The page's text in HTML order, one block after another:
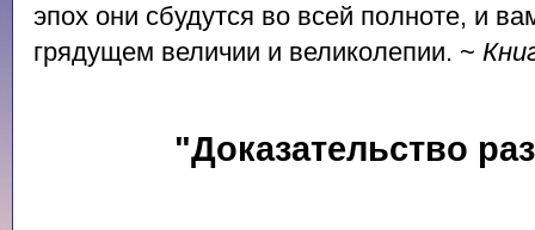
эпох они сбудутся во всей полноте, и
грядущем величии и великолепии. ~
"Доказательство